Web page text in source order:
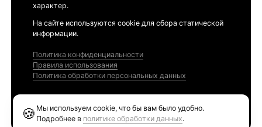
характер.
На сайте используются cookie для сбора статической
информации.
Политика конфиденциальности
Правила использования
Политика обработки персональных данных
🍪 Мы используем cookie, что бы вам было удобно.
Подробнее в политике обработки данных.
Ethereum GAS Tracker